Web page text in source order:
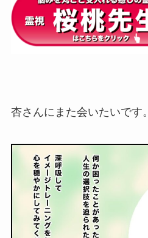
杏さんにまた会いたいです。